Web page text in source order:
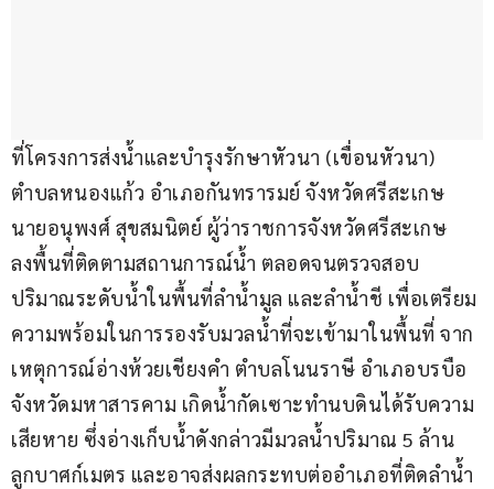
ที่โครงการส่งน้ำและบำรุงรักษาหัวนา (เขื่อนหัวนา)
ตำบลหนองแก้ว อำเภอกันทรารมย์ จังหวัดศรีสะเกษ
นายอนุพงศ์ สุขสมนิตย์ ผู้ว่าราชการจังหวัดศรีสะเกษ
ลงพื้นที่ติดตามสถานการณ์น้ำ ตลอดจนตรวจสอบ
ปริมาณระดับน้ำในพื้นที่ลำน้ำมูล และลำน้ำชี เพื่อเตรียม
ความพร้อมในการรองรับมวลน้ำที่จะเข้ามาในพื้นที่ จาก
เหตุการณ์อ่างห้วยเชียงคำ ตำบลโนนราษี อำเภอบรบือ
จังหวัดมหาสารคาม เกิดน้ำกัดเซาะทำนบดินได้รับความ
เสียหาย ซึ่งอ่างเก็บน้ำดังกล่าวมีมวลน้ำปริมาณ 5 ล้าน
ลูกบาศก์เมตร และอาจส่งผลกระทบต่ออำเภอที่ติดลำน้ำ